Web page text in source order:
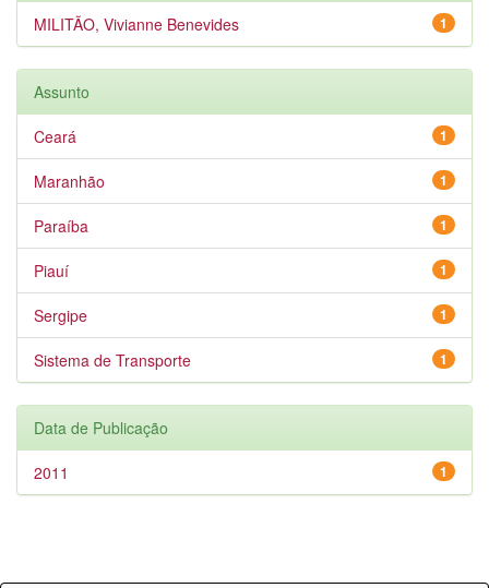
1
MILITÃO, Vivianne Benevides
Assunto
1
Ceará
1
Maranhão
1
Paraíba
1
Piauí
1
Sergipe
1
Sistema de Transporte
Data de Publicação
1
2011